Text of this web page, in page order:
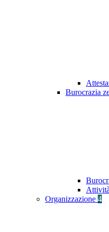
Burocrazia
Organizzazione 4